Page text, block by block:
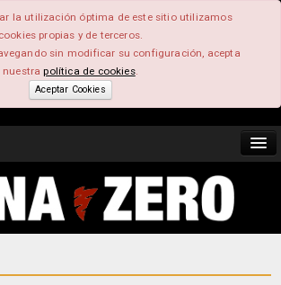
la utilización óptima de este sitio utilizamos
cookies propias y de terceros.
sin modificar su configuración, acepta
nuestrapolítica de cookies.
Aceptar Cookies